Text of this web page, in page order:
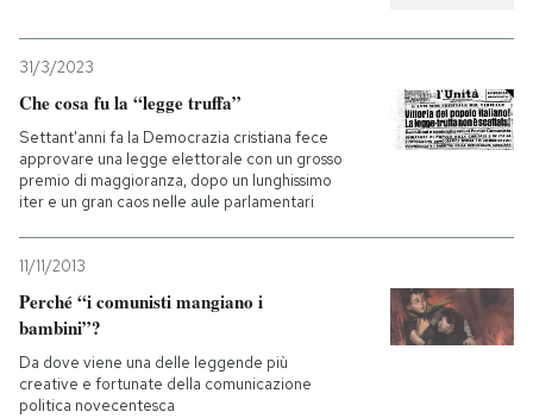
31/3/2023
Che cosa fu la “legge truffa”
Settant'anni fa la Democrazia cristiana fece
approvare una legge elettorale con un grosso
premio di maggioranza, dopo un lunghissimo
iter e un gran caos nelle aule parlamentari
11/11/2013
Perché “i comunisti mangiano i
bambini”?
Da dove viene una delle leggende più
creative e fortunate della comunicazione
politica novecentesca